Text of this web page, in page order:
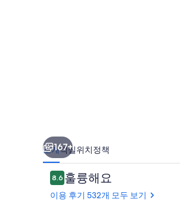
167+
소개객실위치정책
이
용
후
8.610점 만점 중 8.6점.
훌륭해요
이용 후기 532개 모두 보기